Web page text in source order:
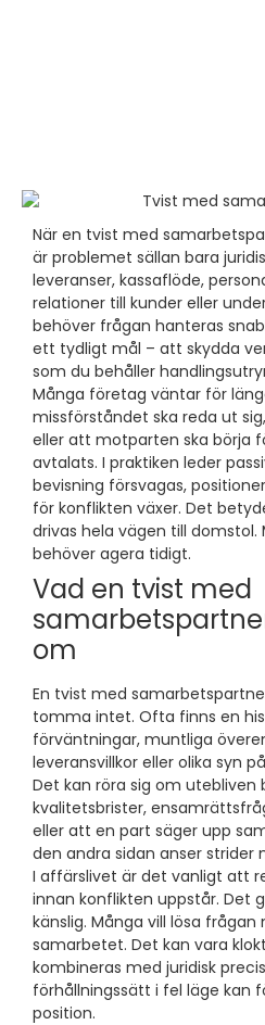
När en tvist med
är problemet sällan bara
leveranser, kassaflöde,
relationer till kunder eller
behöver frågan hanteras
ett tydligt mål – att skydda
som du behåller
Många företag väntar för
missförståndet ska reda ut
eller att motparten ska börja
avtalats. I praktiken leder
bevisning försvagas,
för konflikten växer. Det
drivas hela vägen till
behöver agera tidigt.
Vad en tvist med
om
En tvist med
tomma intet. Ofta finns en
förväntningar, muntliga
leveransvillkor eller olika syn
Det kan röra sig om utebliven
kvalitetsbrister,
eller att en part säger upp
den andra sidan anser strider
I affärslivet är det vanligt att
innan konflikten uppstår. Det
känslig. Många vill lösa
samarbetet. Det kan vara
kombineras med juridisk
förhållningssätt i fel läge kan
position.